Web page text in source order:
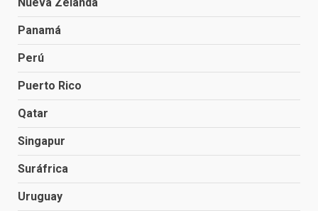
Panamá
Perú
Puerto Rico
Qatar
Singapur
Suráfrica
Uruguay